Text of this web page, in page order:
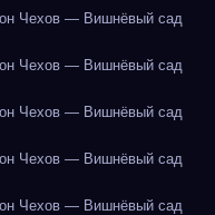
Чехов — Вишнёвый сад
Чехов — Вишнёвый сад
Чехов — Вишнёвый сад
Чехов — Вишнёвый сад
Чехов — Вишнёвый сад